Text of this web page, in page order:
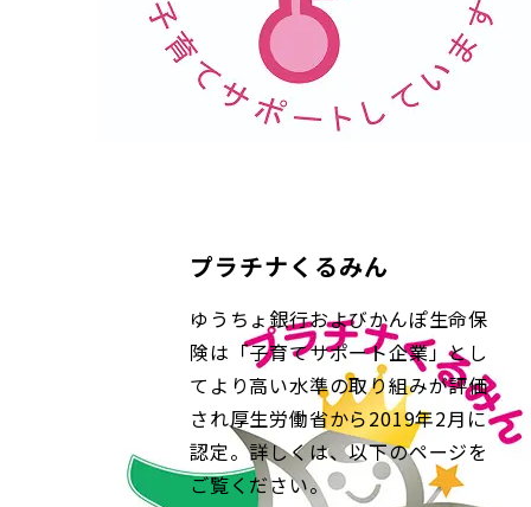
プラチナくるみん
ゆうちょ銀行およびかんぽ生命保
険は「子育てサポート企業」とし
てより高い水準の取り組みが評価
され厚生労働省から2019年2月に
認定。詳しくは、以下のページを
ご覧ください。